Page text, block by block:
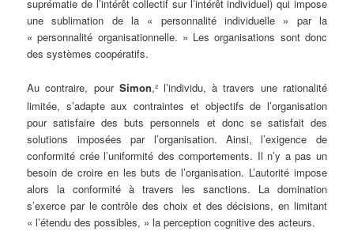
suprématie de l’intérêt collectif sur l’intérêt individuel) qui impose
une sublimation de la « personnalité individuelle » par la
« personnalité organisationnelle. » Les organisations sont donc
des systèmes coopératifs.
Au contraire, pour Simon,² l’individu, à travers une rationalité
limitée, s’adapte aux contraintes et objectifs de l’organisation
pour satisfaire des buts personnels et donc se satisfait des
solutions imposées par l’organisation. Ainsi, l’exigence de
conformité crée l’uniformité des comportements. Il n’y a pas un
besoin de croire en les buts de l’organisation. L’autorité impose
alors la conformité à travers les sanctions. La domination
s’exerce par le contrôle des choix et des décisions, en limitant
« l’étendu des possibles, » la perception cognitive des acteurs.